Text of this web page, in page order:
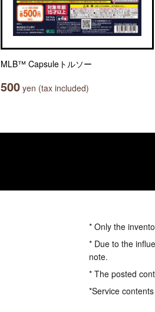
MLB™ Capsuleトルソー
500 yen (tax included)
* Only the
* Due to the
note.
* The posted
*Service